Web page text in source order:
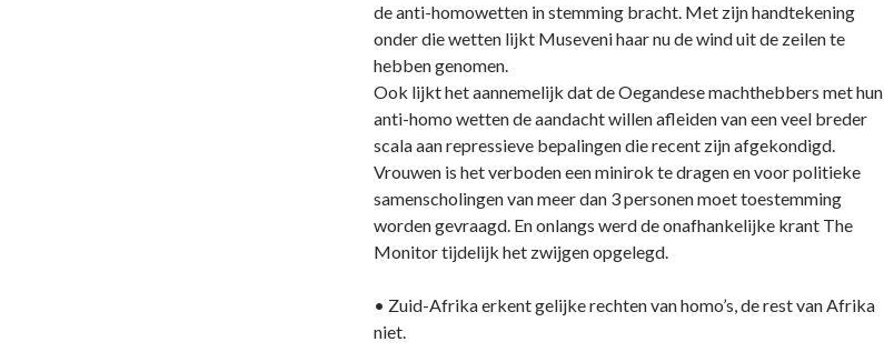
de anti-homowetten in stemming bracht. Met zijn handtekening
onder die wetten lijkt Museveni haar nu de wind uit de zeilen te
hebben genomen.
Ook lijkt het aannemelijk dat de Oegandese machthebbers met hun
anti-homo wetten de aandacht willen afleiden van een veel breder
scala aan repressieve bepalingen die recent zijn afgekondigd.
Vrouwen is het verboden een minirok te dragen en voor politieke
samenscholingen van meer dan 3 personen moet toestemming
worden gevraagd. En onlangs werd de onafhankelijke krant The
Monitor tijdelijk het zwijgen opgelegd.
• Zuid-Afrika erkent gelijke rechten van homo’s, de rest van Afrika
niet.